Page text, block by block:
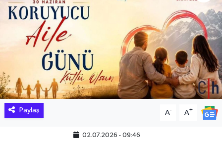
Paylaş A- A+
02.07.2026 - 09:46
Hakkari Haber
İLGİNÇ HABERLER
KADIN
KÜLTÜR SANAT
MAGAZİN